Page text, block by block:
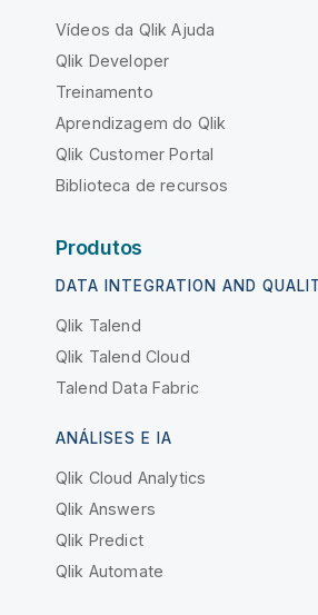
Vídeos da Qlik Ajuda
Qlik Developer
Treinamento
Aprendizagem do Qlik
Qlik Customer Portal
Biblioteca de recursos
Produtos
DATA INTEGRATION AND
Qlik Talend
Qlik Talend Cloud
Talend Data Fabric
ANÁLISES E IA
Qlik Cloud Analytics
Qlik Answers
Qlik Predict
Qlik Automate